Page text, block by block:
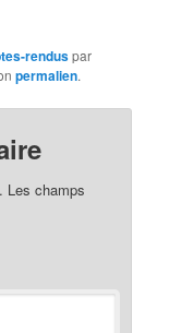
renduspar
permalien.
Les champs